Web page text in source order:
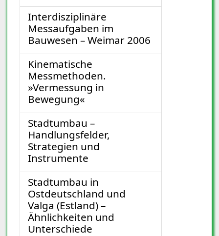
Interdisziplinäre
Messaufgaben im
Bauwesen – Weimar 2006
Kinematische
Messmethoden.
»Vermessung in
Bewegung«
Stadtumbau –
Handlungsfelder,
Strategien und
Instrumente
Stadtumbau in
Ostdeutschland und
Valga (Estland) –
Ähnlichkeiten und
Unterschiede